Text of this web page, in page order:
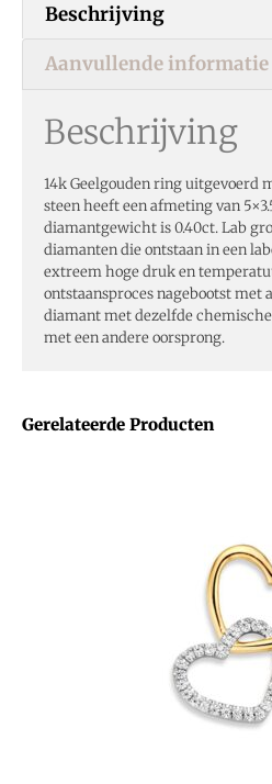
Gerelateerde Producten
Beschrijving
Aanvullende informatie
Beschrijving
14k Geelgouden ring uitgevoerd
steen heeft een afmeting van
diamantgewicht is 0.40ct. Lab
diamanten die ontstaan in een
extreem hoge druk en
ontstaansproces nagebootst met
diamant met dezelfde
met een andere oorsprong.